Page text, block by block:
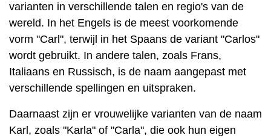
varianten in verschillende talen en regio's van de
wereld. In het Engels is de meest voorkomende
vorm "Carl", terwijl in het Spaans de variant "Carlos"
wordt gebruikt. In andere talen, zoals Frans,
Italiaans en Russisch, is de naam aangepast met
verschillende spellingen en uitspraken.
Daarnaast zijn er vrouwelijke varianten van de naam
Karl, zoals "Karla" of "Carla", die ook hun eigen